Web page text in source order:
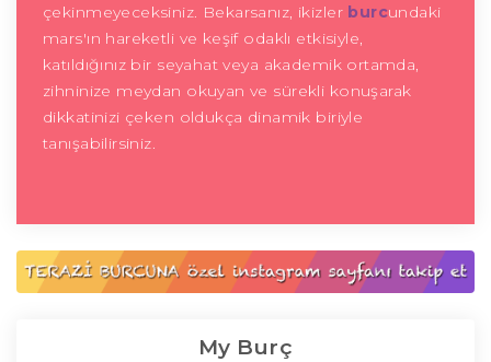
çekinmeyeceksiniz. Bekarsanız, ikizler burcundaki
mars'ın hareketli ve keşif odaklı etkisiyle,
katıldığınız bir seyahat veya akademik ortamda,
zihninize meydan okuyan ve sürekli konuşarak
dikkatinizi çeken oldukça dinamik biriyle
tanışabilirsiniz.
My Burç